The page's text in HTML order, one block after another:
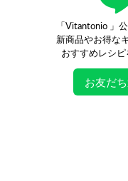
「Vitantonio 」
新商品やお得な
おすすめレシピ
お友だ